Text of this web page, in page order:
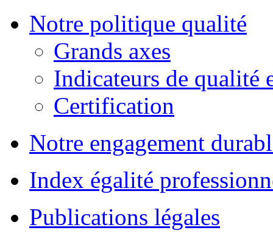
Notre politique qualité
Grands axes
Indicateurs de qualité
Certification
Notre engagement
Index égalité
Publications légales